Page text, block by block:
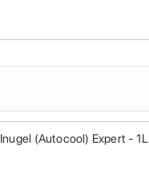
(Autocool) Expert - 1L